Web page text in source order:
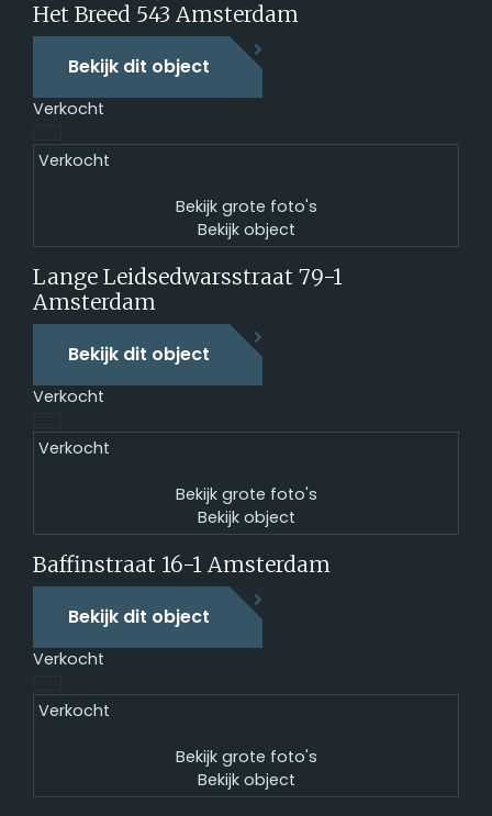
Het Breed 543 Amsterdam
Bekijk dit object
Verkocht
Verkocht
Bekijk grote foto's
Bekijk object
Lange Leidsedwarsstraat 79-1
Amsterdam
Bekijk dit object
Verkocht
Verkocht
Bekijk grote foto's
Bekijk object
Baffinstraat 16-1 Amsterdam
Bekijk dit object
Verkocht
Verkocht
Bekijk grote foto's
Bekijk object